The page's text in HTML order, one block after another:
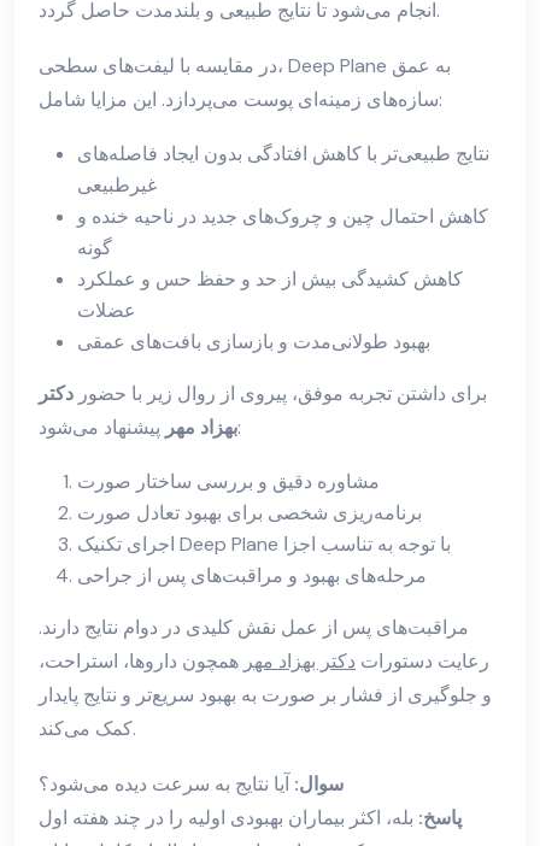
انجام می‌شود تا نتایج طبیعی و بلندمدت حاصل گردد.
در مقایسه با لیفت‌های سطحی، Deep Plane به عمق
سازه‌های زمینه‌ای پوست می‌پردازد. این مزایا شامل:
نتایج طبیعی‌تر با کاهش افتادگی بدون ایجاد فاصله‌های
غیرطبیعی
کاهش احتمال چین و چروک‌های جدید در ناحیه خنده و
گونه
کاهش کشیدگی بیش از حد و حفظ حس و عملکرد
عضلات
بهبود طولانی‌مدت و بازسازی بافت‌های عمقی
برای داشتن تجربه موفق، پیروی از روال زیر با حضور دکتر
بهزاد مهرپیشنهاد می‌شود:
مشاوره دقیق و بررسی ساختار صورت
برنامه‌ریزی شخصی برای بهبود تعادل صورت
اجرای تکنیک Deep Plane با توجه به تناسب اجزا
مرحله‌های بهبود و مراقبت‌های پس از جراحی
مراقبت‌های پس از عمل نقش کلیدی در دوام نتایج دارند.
رعایت دستورات دکتر بهزاد مهر همچون داروها، استراحت،
و جلوگیری از فشار بر صورت به بهبود سریع‌تر و نتایج پایدار
کمک می‌کند.
سوال: آیا نتایج به سرعت دیده می‌شود؟
پاسخ: بله، اکثر بیماران بهبودی اولیه را در چند هفته اول